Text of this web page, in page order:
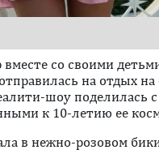
со своими
на отдых на
шоу поделилась
к 10-летию ее
в нежно-розовом